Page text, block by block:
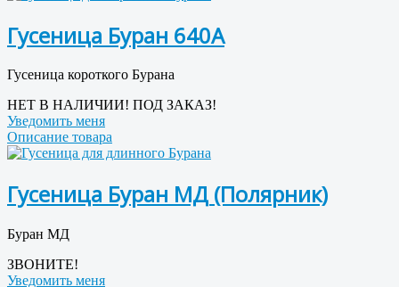
Гусеница Буран 640А
Гусеница короткого Бурана
НЕТ В НАЛИЧИИ! ПОД ЗАКАЗ!
Уведомить меня
Описание товара
Гусеница Буран МД (Полярник)
Буран МД
ЗВОНИТЕ!
Уведомить меня